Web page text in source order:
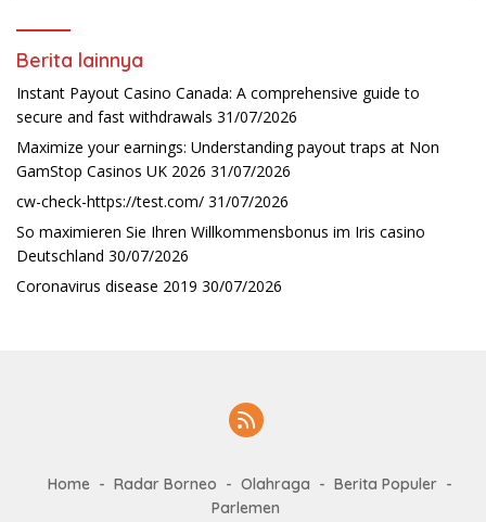
Berita lainnya
Instant Payout Casino Canada: A comprehensive guide to
secure and fast withdrawals 31/07/2026
Maximize your earnings: Understanding payout traps at Non
GamStop Casinos UK 2026 31/07/2026
cw-check-https://test.com/ 31/07/2026
So maximieren Sie Ihren Willkommensbonus im Iris casino
Deutschland 30/07/2026
Coronavirus disease 2019 30/07/2026
Home Radar Borneo Olahraga
Berita Populer
Parlemen